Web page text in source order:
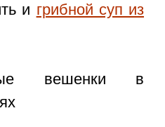
и грибной суп из